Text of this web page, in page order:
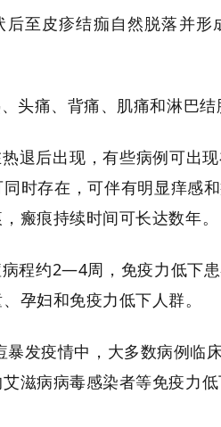
至皮疹结痂自然脱落并
头痛、背痛、肌痛和淋巴
退后出现，有些病例可出
时存在，可伴有明显痒感
瘢痕持续时间可长达数年。
程约2—4周，免疫力低下
孕妇和免疫力低下人群。
暴发疫情中，大多数病例临
滋病病毒感染者等免疫力